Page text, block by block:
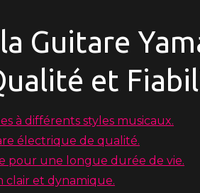
Guitare
et
à différents styles musicaux.
électrique de qualité.
pour une longue durée de vie.
clair et dynamique.